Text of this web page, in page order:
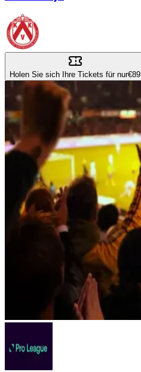
Holen Sie sich Ihre Tickets für nur€89